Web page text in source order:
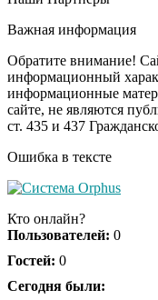
Ролик
шоке от
Ролик из
будете
Ржу не
Скрытая
Важная информация
Обратите внимание!
информационный
информационные
сайте, не являются
ст. 435 и 437
Ошибка в тексте
Кто онлайн?
Пользователей: 0
Гостей: 0
Сегодня были: